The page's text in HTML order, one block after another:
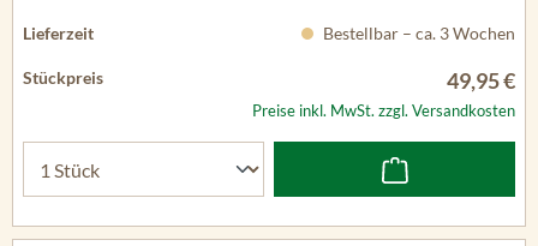
Bestellbar – ca. 3 Wochen
49,95 €
Preise inkl. MwSt. zzgl. Versandkosten